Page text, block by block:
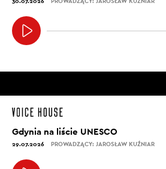
Gdynia na liście UNESCO
29.07.2026 PROWADZĄCY: JAROSŁAW KUŹNIAR